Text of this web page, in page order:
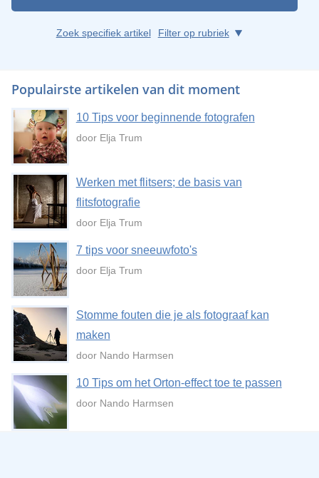
Zoek specifiek artikel Filter op rubriek
Populairste artikelen van dit moment
10 Tips voor beginnende fotografen
door Elja Trum
Werken met flitsers; de basis van
flitsfotografie
door Elja Trum
7 tips voor sneeuwfoto's
door Elja Trum
Stomme fouten die je als fotograaf kan
maken
door Nando Harmsen
10 Tips om het Orton-effect toe te passen
door Nando Harmsen